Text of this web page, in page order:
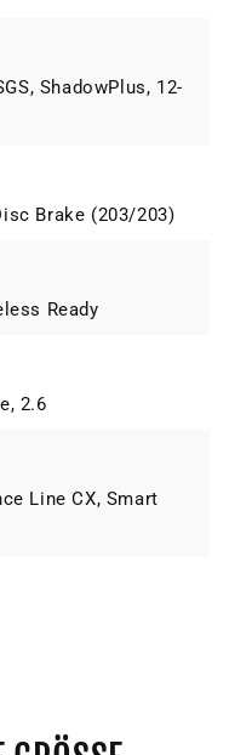
ShadowPlus, 12-
Brake (203/203)
Ready
2.6
Line CX, Smart